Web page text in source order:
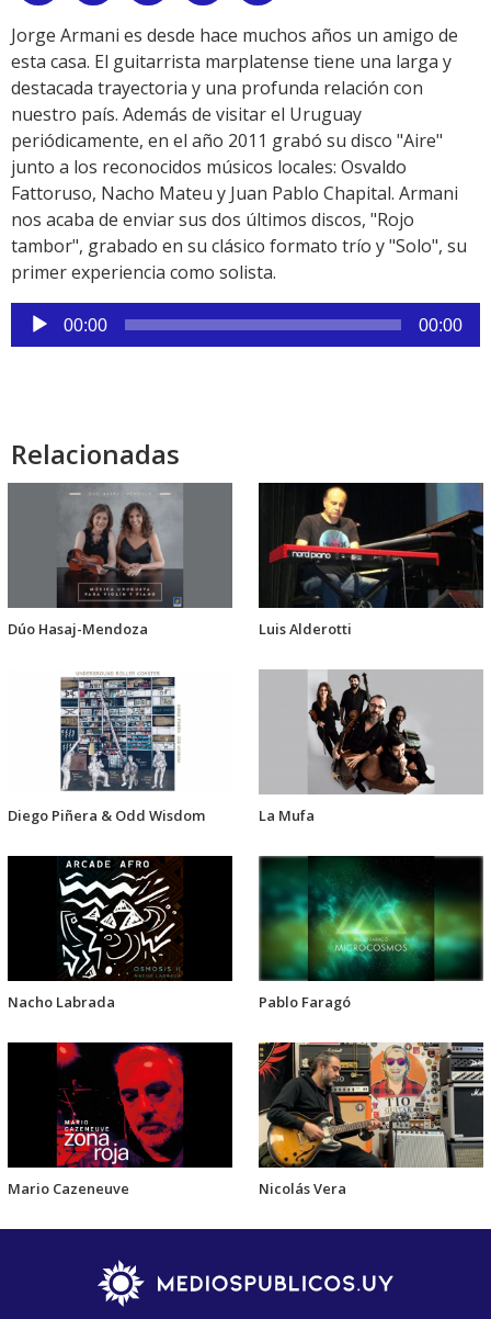
Link
Jorge Armani es desde hace muchos años un amigo de
esta casa. El guitarrista marplatense tiene una larga y
destacada trayectoria y una profunda relación con
nuestro país. Además de visitar el Uruguay
periódicamente, en el año 2011 grabó su disco "Aire"
junto a los reconocidos músicos locales: Osvaldo
Fattoruso, Nacho Mateu y Juan Pablo Chapital. Armani
nos acaba de enviar sus dos últimos discos, "Rojo
tambor", grabado en su clásico formato trío y "Solo", su
primer experiencia como solista.
Reproductor
de
00:00 00:00
Relacionadas
Dúo Hasaj-Mendoza Luis Alderotti
Diego Piñera & Odd Wisdom La Mufa
Nacho Labrada Pablo Faragó
Mario Cazeneuve Nicolás Vera